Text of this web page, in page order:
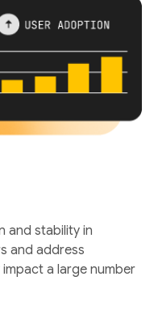
and stability in
and address
a large number